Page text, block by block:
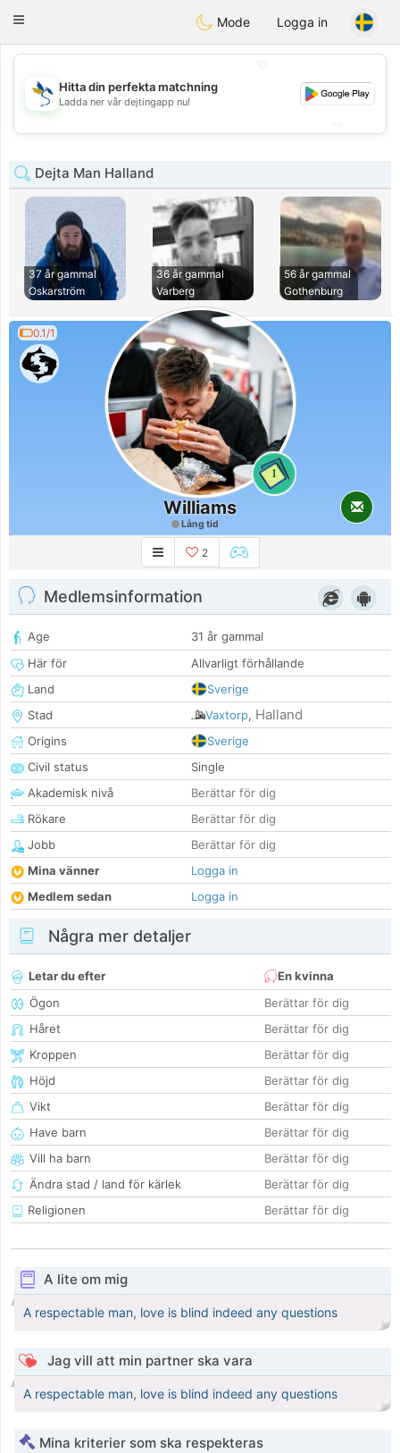
SvenskaDating
Toggle
Mode Logga in
💖
💕
Hitta din perfekta matchning
Ladda ner vår dejtingapp nu!
Dejta Man Halland
37 år gammal
Oskarström
36 år gammal
Varberg
56 år gammal
Gothenburg
0.1/1
1
Williams
Lång tid
2
Medlemsinformation
Age
31 år gammal
Här för
Allvarligt förhållande
Land
Sverige
Stad
Vaxtorp, Halland
Origins
Sverige
Civil status
Single
Akademisk nivå
Berättar för dig
Rökare
Berättar för dig
Jobb
Berättar för dig
Mina vänner
Logga in
Medlem sedan
Logga in
Några mer detaljer
Letar du efter
En kvinna
Ögon
Berättar för dig
Håret
Berättar för dig
Kroppen
Berättar för dig
Höjd
Berättar för dig
Vikt
Berättar för dig
Have barn
Berättar för dig
Vill ha barn
Berättar för dig
Ändra stad / land för kärlek
Berättar för dig
Religionen
Berättar för dig
A lite om mig
A respectable man, love is blind indeed any questions
Jag vill att min partner ska vara
A respectable man, love is blind indeed any questions
Mina kriterier som ska respekteras